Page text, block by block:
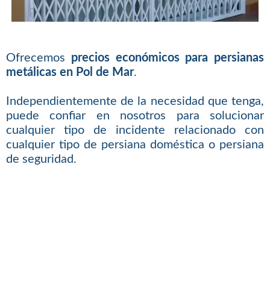
Ofrecemos precios económicos para persianas
metálicas en Pol de Mar.
Independientemente de la necesidad que tenga,
puede confiar en nosotros para solucionar
cualquier tipo de incidente relacionado con
cualquier tipo de persiana doméstica o persiana
de seguridad.